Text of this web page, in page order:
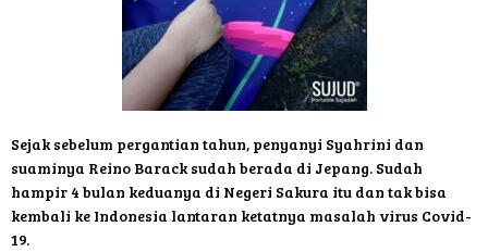
Sejak sebelum pergantian tahun, penyanyi Syahrini dan
suaminya Reino Barack sudah berada di Jepang. Sudah
hampir 4 bulan keduanya di Negeri Sakura itu dan tak bisa
kembali ke Indonesia lantaran ketatnya masalah virus Covid-
19.